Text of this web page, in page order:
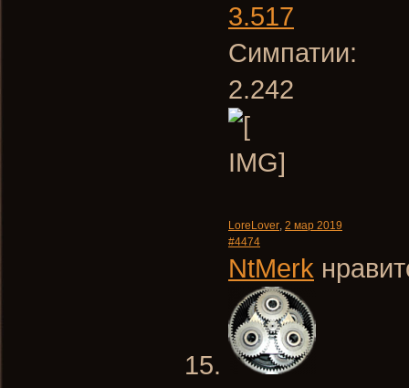
3.517
Симпатии:
2.242
LoreLover, 2 мар 2019
#4474
NtMerk